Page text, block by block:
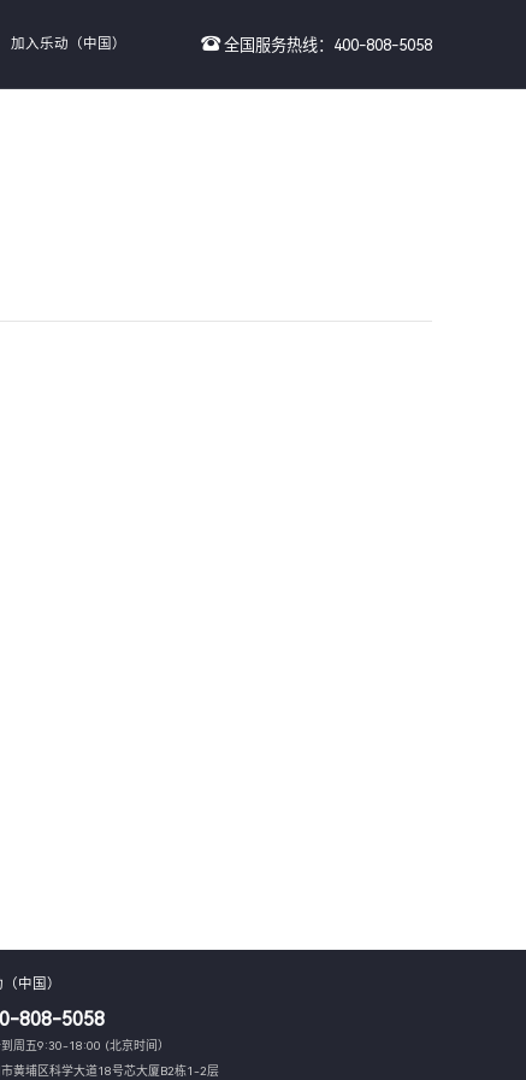
加入乐动（中国） 全国服务热线：400-808-5058
中国）
808-5058
到周五9:30-18:00 (北京时间）
市黄埔区科学大道18号芯大厦B2栋1-2层